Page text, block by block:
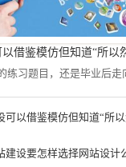
借鉴模仿但知道“所以
练习题目，还是毕业后走
可以借鉴模仿但知道“所
建设要怎样选择网站设计